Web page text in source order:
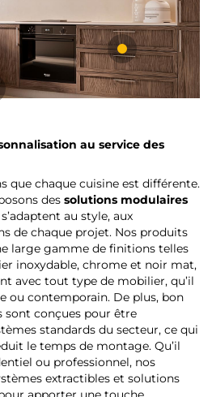
au service des
que chaque cuisine est différente.
des solutions modulaires
au style, aux
de chaque projet. Nos produits
large gamme de finitions telles
inoxydable, chrome et noir mat,
avec tout type de mobilier, qu’il
ou contemporain. De plus, bon
sont conçues pour être
standards du secteur, ce qui
le temps de montage. Qu’il
ou professionnel, nos
extractibles et solutions